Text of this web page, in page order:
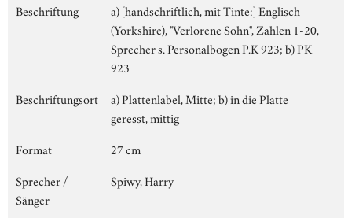
Beschriftung
a) [handschriftlich, mit Tinte:] Englisch
(Yorkshire), "Verlorene Sohn", Zahlen 1-20,
Sprecher s. Personalbogen P.K 923; b) PK
923
Beschriftungsort
a) Plattenlabel, Mitte; b) in die Platte
geresst, mittig
Format
27 cm
Sprecher /
Sänger
Spiwy, Harry